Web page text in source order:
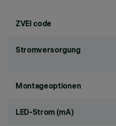
ZVEI code
Stromversorgung
Montageoptionen
LED-Strom (mA)